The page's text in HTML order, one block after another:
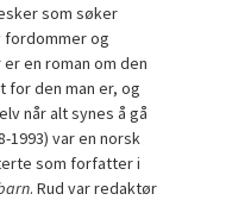
som søker
fordommer og
er en roman om den
den man er, og
når alt synes å gå
1993) var en norsk
som forfatter i
. Rud var redaktør